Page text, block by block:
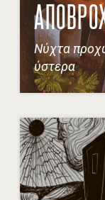
Nύχτα
ύστερα